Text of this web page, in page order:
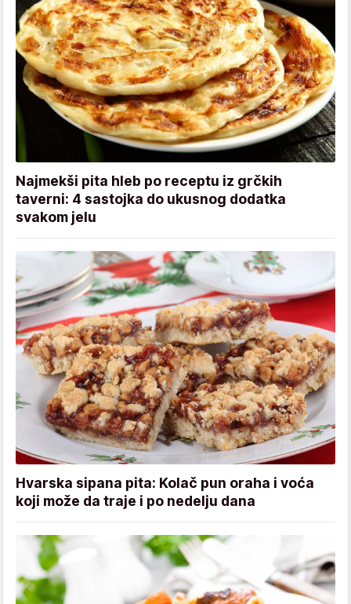
Najmekši pita hleb po receptu iz grčkih
taverni: 4 sastojka do ukusnog dodatka
svakom jelu
Hvarska sipana pita: Kolač pun oraha i voća
koji može da traje i po nedelju dana